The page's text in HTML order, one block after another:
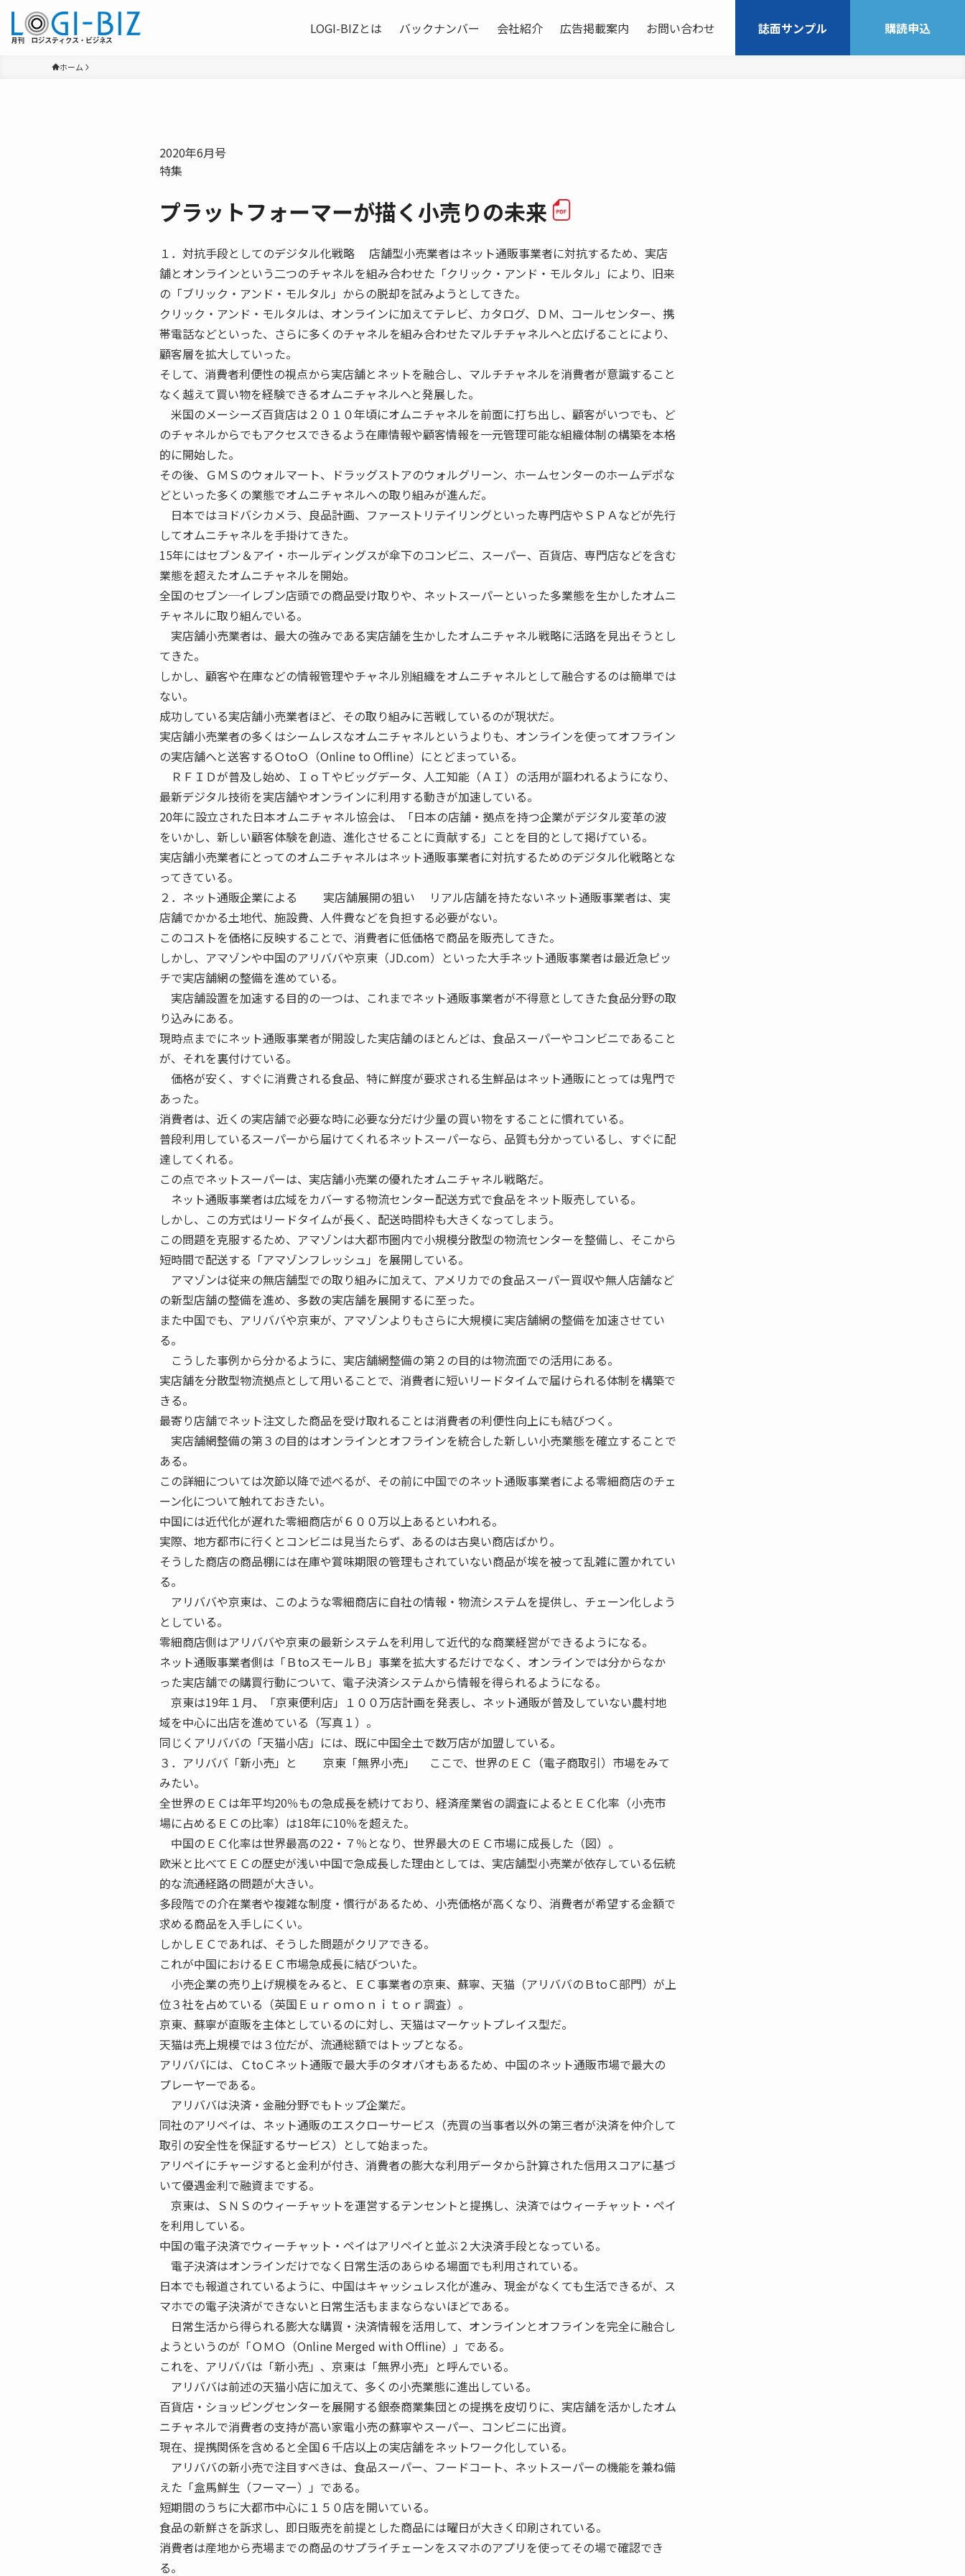
LOGI-BIZとは バックナンバー 会社紹介 広告掲載案内 お問い合わせ 誌面サンプル 購読申込
ホーム
2020年6月号
特集
プラットフォーマーが描く小売りの未来
１．対抗手段としてのデジタル化戦略 店舗型小売業者はネット通販事業者に対抗するため、実店
舗とオンラインという二つのチャネルを組み合わせた「クリック・アンド・モルタル」により、旧来
の「ブリック・アンド・モルタル」からの脱却を試みようとしてきた。
クリック・アンド・モルタルは、オンラインに加えてテレビ、カタログ、ＤＭ、コールセンター、携
帯電話などといった、さらに多くのチャネルを組み合わせたマルチチャネルへと広げることにより、
顧客層を拡大していった。
そして、消費者利便性の視点から実店舗とネットを融合し、マルチチャネルを消費者が意識すること
なく越えて買い物を経験できるオムニチャネルへと発展した。
米国のメーシーズ百貨店は２０１０年頃にオムニチャネルを前面に打ち出し、顧客がいつでも、ど
のチャネルからでもアクセスできるよう在庫情報や顧客情報を一元管理可能な組織体制の構築を本格
的に開始した。
その後、ＧＭＳのウォルマート、ドラッグストアのウォルグリーン、ホームセンターのホームデポな
どといった多くの業態でオムニチャネルへの取り組みが進んだ。
日本ではヨドバシカメラ、良品計画、ファーストリテイリングといった専門店やＳＰＡなどが先行
してオムニチャネルを手掛けてきた。
15年にはセブン＆アイ・ホールディングスが傘下のコンビニ、スーパー、百貨店、専門店などを含む
業態を超えたオムニチャネルを開始。
全国のセブン─イレブン店頭での商品受け取りや、ネットスーパーといった多業態を生かしたオムニ
チャネルに取り組んでいる。
実店舗小売業者は、最大の強みである実店舗を生かしたオムニチャネル戦略に活路を見出そうとし
てきた。
しかし、顧客や在庫などの情報管理やチャネル別組織をオムニチャネルとして融合するのは簡単では
ない。
成功している実店舗小売業者ほど、その取り組みに苦戦しているのが現状だ。
実店舗小売業者の多くはシームレスなオムニチャネルというよりも、オンラインを使ってオフライン
の実店舗へと送客するＯtoＯ（Online to Offline）にとどまっている。
ＲＦＩＤが普及し始め、ＩｏＴやビッグデータ、人工知能（ＡＩ）の活用が謳われるようになり、
最新デジタル技術を実店舗やオンラインに利用する動きが加速している。
20年に設立された日本オムニチャネル協会は、「日本の店舗・拠点を持つ企業がデジタル変革の波
をいかし、新しい顧客体験を創造、進化させることに貢献する」ことを目的として掲げている。
実店舗小売業者にとってのオムニチャネルはネット通販事業者に対抗するためのデジタル化戦略とな
ってきている。
２．ネット通販企業による 実店舗展開の狙い リアル店舗を持たないネット通販事業者は、実
店舗でかかる土地代、施設費、人件費などを負担する必要がない。
このコストを価格に反映することで、消費者に低価格で商品を販売してきた。
しかし、アマゾンや中国のアリババや京東（JD.com）といった大手ネット通販事業者は最近急ピッ
チで実店舗網の整備を進めている。
実店舗設置を加速する目的の一つは、これまでネット通販事業者が不得意としてきた食品分野の取
り込みにある。
現時点までにネット通販事業者が開設した実店舗のほとんどは、食品スーパーやコンビニであること
が、それを裏付けている。
価格が安く、すぐに消費される食品、特に鮮度が要求される生鮮品はネット通販にとっては鬼門で
あった。
消費者は、近くの実店舗で必要な時に必要な分だけ少量の買い物をすることに慣れている。
普段利用しているスーパーから届けてくれるネットスーパーなら、品質も分かっているし、すぐに配
達してくれる。
この点でネットスーパーは、実店舗小売業の優れたオムニチャネル戦略だ。
ネット通販事業者は広域をカバーする物流センター配送方式で食品をネット販売している。
しかし、この方式はリードタイムが長く、配送時間枠も大きくなってしまう。
この問題を克服するため、アマゾンは大都市圏内で小規模分散型の物流センターを整備し、そこから
短時間で配送する「アマゾンフレッシュ」を展開している。
アマゾンは従来の無店舗型での取り組みに加えて、アメリカでの食品スーパー買収や無人店舗など
の新型店舗の整備を進め、多数の実店舗を展開するに至った。
また中国でも、アリババや京東が、アマゾンよりもさらに大規模に実店舗網の整備を加速させてい
る。
こうした事例から分かるように、実店舗網整備の第２の目的は物流面での活用にある。
実店舗を分散型物流拠点として用いることで、消費者に短いリードタイムで届けられる体制を構築で
きる。
最寄り店舗でネット注文した商品を受け取れることは消費者の利便性向上にも結びつく。
実店舗網整備の第３の目的はオンラインとオフラインを統合した新しい小売業態を確立することで
ある。
この詳細については次節以降で述べるが、その前に中国でのネット通販事業者による零細商店のチェ
ーン化について触れておきたい。
中国には近代化が遅れた零細商店が６００万以上あるといわれる。
実際、地方都市に行くとコンビニは見当たらず、あるのは古臭い商店ばかり。
そうした商店の商品棚には在庫や賞味期限の管理もされていない商品が埃を被って乱雑に置かれてい
る。
アリババや京東は、このような零細商店に自社の情報・物流システムを提供し、チェーン化しよう
としている。
零細商店側はアリババや京東の最新システムを利用して近代的な商業経営ができるようになる。
ネット通販事業者側は「ＢtoスモールＢ」事業を拡大するだけでなく、オンラインでは分からなか
った実店舗での購買行動について、電子決済システムから情報を得られるようになる。
京東は19年１月、「京東便利店」１００万店計画を発表し、ネット通販が普及していない農村地
域を中心に出店を進めている（写真１）。
同じくアリババの「天猫小店」には、既に中国全土で数万店が加盟している。
３．アリババ「新小売」と 京東「無界小売」 ここで、世界のＥＣ（電子商取引）市場をみて
みたい。
全世界のＥＣは年平均20％もの急成長を続けており、経済産業省の調査によるとＥＣ化率（小売市
場に占めるＥＣの比率）は18年に10％を超えた。
中国のＥＣ化率は世界最高の22・７％となり、世界最大のＥＣ市場に成長した（図）。
欧米と比べてＥＣの歴史が浅い中国で急成長した理由としては、実店舗型小売業が依存している伝統
的な流通経路の問題が大きい。
多段階での介在業者や複雑な制度・慣行があるため、小売価格が高くなり、消費者が希望する金額で
求める商品を入手しにくい。
しかしＥＣであれば、そうした問題がクリアできる。
これが中国におけるＥＣ市場急成長に結びついた。
小売企業の売り上げ規模をみると、ＥＣ事業者の京東、蘇寧、天猫（アリババのＢtoＣ部門）が上
位３社を占めている（英国Ｅｕｒｏｍｏｎｉｔｏｒ調査）。
京東、蘇寧が直販を主体としているのに対し、天猫はマーケットプレイス型だ。
天猫は売上規模では３位だが、流通総額ではトップとなる。
アリババには、ＣtoＣネット通販で最大手のタオバオもあるため、中国のネット通販市場で最大の
プレーヤーである。
アリババは決済・金融分野でもトップ企業だ。
同社のアリペイは、ネット通販のエスクローサービス（売買の当事者以外の第三者が決済を仲介して
取引の安全性を保証するサービス）として始まった。
アリペイにチャージすると金利が付き、消費者の膨大な利用データから計算された信用スコアに基づ
いて優遇金利で融資までする。
京東は、ＳＮＳのウィーチャットを運営するテンセントと提携し、決済ではウィーチャット・ペイ
を利用している。
中国の電子決済でウィーチャット・ペイはアリペイと並ぶ２大決済手段となっている。
電子決済はオンラインだけでなく日常生活のあらゆる場面でも利用されている。
日本でも報道されているように、中国はキャッシュレス化が進み、現金がなくても生活できるが、ス
マホでの電子決済ができないと日常生活もままならないほどである。
日常生活から得られる膨大な購買・決済情報を活用して、オンラインとオフラインを完全に融合し
ようというのが「ＯＭＯ（Online Merged with Offline）」である。
これを、アリババは「新小売」、京東は「無界小売」と呼んでいる。
アリババは前述の天猫小店に加えて、多くの小売業態に進出している。
百貨店・ショッピングセンターを展開する銀泰商業集団との提携を皮切りに、実店舗を活かしたオム
ニチャネルで消費者の支持が高い家電小売の蘇寧やスーパー、コンビニに出資。
現在、提携関係を含めると全国６千店以上の実店舗をネットワーク化している。
アリババの新小売で注目すべきは、食品スーパー、フードコート、ネットスーパーの機能を兼ね備
えた「盒馬鮮生（フーマー）」である。
短期間のうちに大都市中心に１５０店を開いている。
食品の新鮮さを訴求し、即日販売を前提とした商品には曜日が大きく印刷されている。
消費者は産地から売場までの商品のサプライチェーンをスマホのアプリを使ってその場で確認でき
る。